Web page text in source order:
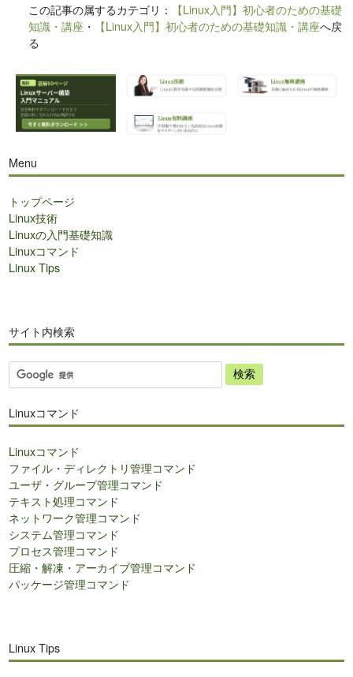
この記事の属するカテゴリ：
【Linux入門】初心者のための基礎
知識・講座 ・ 【Linux入門】初心者のための基礎知識・講座へ戻
る
Menu
トップページ
Linux技術
Linuxの入門基礎知識
Linuxコマンド
Linux Tips
サイト内検索
サ
イ
内
索
Linuxコマンド
Linuxコマンド
ファイル・ディレクトリ管理コマンド
ユーザ・グループ管理コマンド
テキスト処理コマンド
ネットワーク管理コマンド
システム管理コマンド
プロセス管理コマンド
圧縮・解凍・アーカイブ管理コマンド
パッケージ管理コマンド
Linux Tips